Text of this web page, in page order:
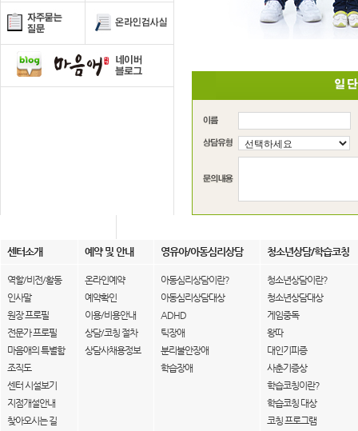
센터소개 예약 및 안내 영유아/아동심리상담 청소년상담/학습코칭
역할/비전/활동
인사말
원장 프로필
전문가 프로필
마음애의 특별함
조직도
센터 시설보기
지점개설안내
찾아오시는 길
온라인예약
예약확인
이용/비용안내
상담/코칭 절차
상담사채용정보
아동심리상담이란?
아동심리상담대상
ADHD
틱장애
분리불안장애
학습장애
청소년상담이란?
청소년상담대상
게임중독
왕따
대인기피증
사춘기증상
학습코칭이란?
학습코칭 대상
코칭 프로그램